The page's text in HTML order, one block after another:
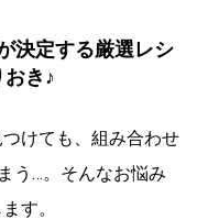
決定する厳選レシ
おき♪
けても、組み合わせ
う…。そんなお悩み
す。